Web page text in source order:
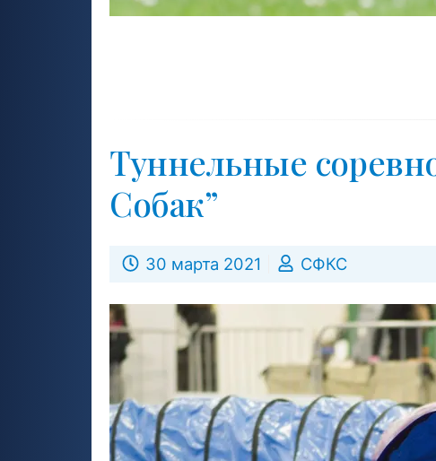
Туннельные
Собак”
30 марта 2021 СФКС